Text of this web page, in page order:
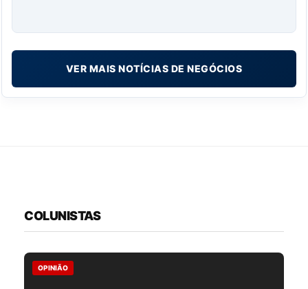
VER MAIS NOTÍCIAS DE NEGÓCIOS
COLUNISTAS
OPINIÃO